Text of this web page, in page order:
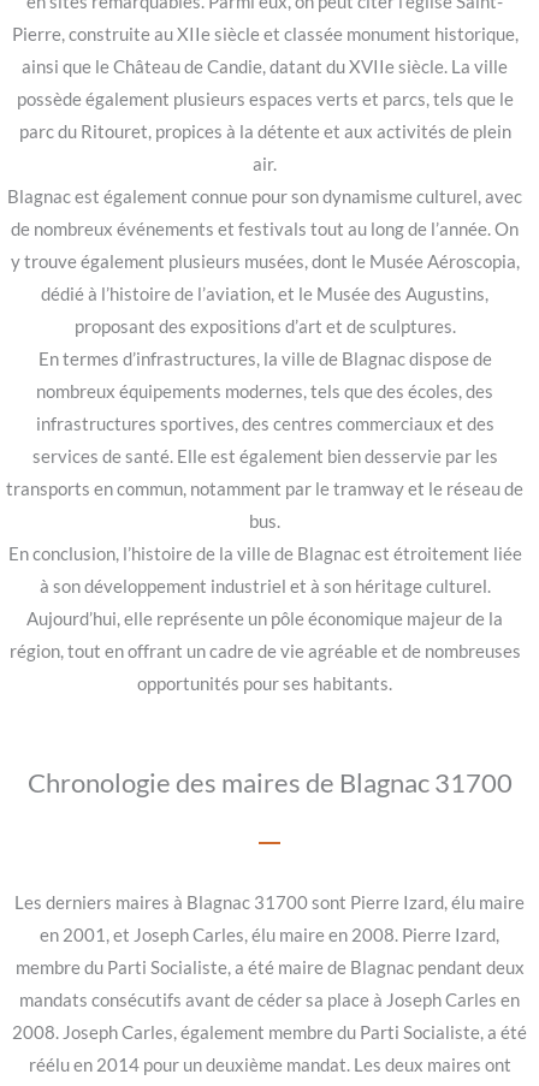
Pierre, construite au XIIe siècle et classée monument historique,
ainsi que le Château de Candie, datant du XVIIe siècle. La ville
possède également plusieurs espaces verts et parcs, tels que le
parc du Ritouret, propices à la détente et aux activités de plein
air.
Blagnac est également connue pour son dynamisme culturel, avec
de nombreux événements et festivals tout au long de l’année. On
y trouve également plusieurs musées, dont le Musée Aéroscopia,
dédié à l’histoire de l’aviation, et le Musée des Augustins,
proposant des expositions d’art et de sculptures.
En termes d’infrastructures, la ville de Blagnac dispose de
nombreux équipements modernes, tels que des écoles, des
infrastructures sportives, des centres commerciaux et des
services de santé. Elle est également bien desservie par les
transports en commun, notamment par le tramway et le réseau de
bus.
En conclusion, l’histoire de la ville de Blagnac est étroitement liée
à son développement industriel et à son héritage culturel.
Aujourd’hui, elle représente un pôle économique majeur de la
région, tout en offrant un cadre de vie agréable et de nombreuses
opportunités pour ses habitants.
Chronologie des maires de Blagnac 31700
Les derniers maires à Blagnac 31700 sont Pierre Izard, élu maire
en 2001, et Joseph Carles, élu maire en 2008. Pierre Izard,
membre du Parti Socialiste, a été maire de Blagnac pendant deux
mandats consécutifs avant de céder sa place à Joseph Carles en
2008. Joseph Carles, également membre du Parti Socialiste, a été
réélu en 2014 pour un deuxième mandat. Les deux maires ont